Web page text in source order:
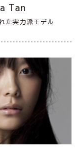
Tan
た実力派モデル